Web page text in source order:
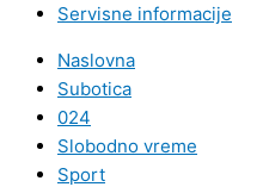
Servisne informacije
Naslovna
Subotica
024
Slobodno vreme
Sport